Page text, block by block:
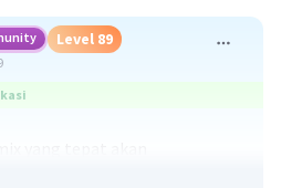
Level 89